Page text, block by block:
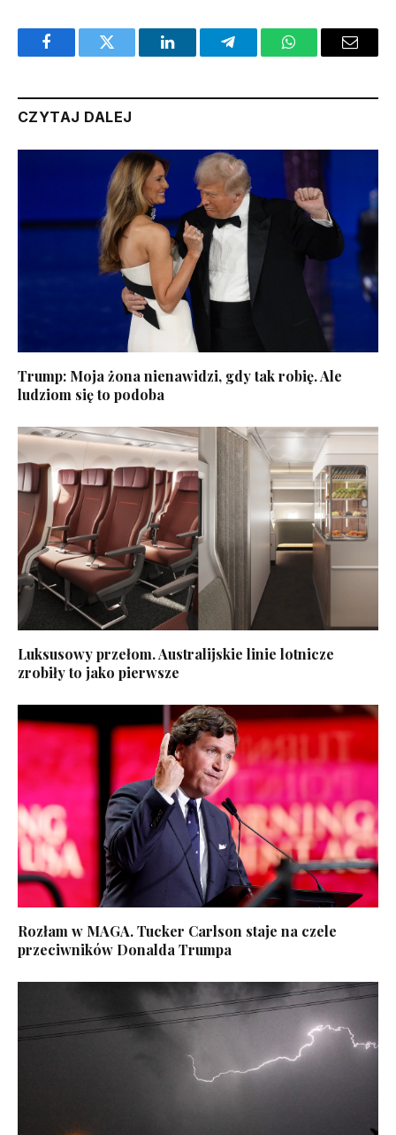
FacebookTwitter LinkedInTelegramWhatsAppEmail
CZYTAJ DALEJ
Trump: Moja żona nienawidzi, gdy tak robię. Ale
ludziom się to podoba
Luksusowy przełom. Australijskie linie lotnicze
zrobiły to jako pierwsze
Rozłam w MAGA. Tucker Carlson staje na czele
przeciwników Donalda Trumpa